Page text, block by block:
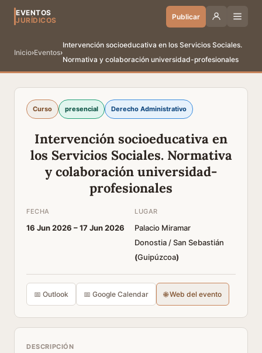
EVENTOS
JURÍDICOS
Publicar
Inicio›Eventos›
Intervención socioeducativa en los Servicios Sociales.
Normativa y colaboración universidad-profesionales
Curso presencial Derecho Administrativo
Intervención socioeducativa en
los Servicios Sociales. Normativa
y colaboración universidad-
profesionales
FECHA
16 Jun 2026 –17 Jun 2026
LUGAR
Palacio Miramar
Donostia / San Sebastián
(Guipúzcoa)
📅 Outlook 📅 Google Calendar 🌐 Web del evento
DESCRIPCIÓN